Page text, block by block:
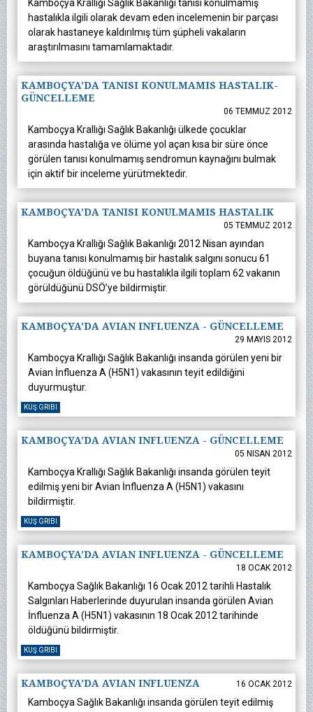
Kamboçya Krallığı Sağlık Bakanlığı tanısı konulmamış
hastalıkla ilgili olarak devam eden incelemenin bir parçası
olarak hastaneye kaldırılmış tüm şüpheli vakaların
araştırılmasını tamamlamaktadır.
KAMBOÇYA’DA TANISI KONULMAMIS HASTALIK-
GÜNCELLEME
06 TEMMUZ 2012
Kamboçya Krallığı Sağlık Bakanlığı ülkede çocuklar
arasında hastalığa ve ölüme yol açan kısa bir süre önce
görülen tanısı konulmamış sendromun kaynağını bulmak
için aktif bir inceleme yürütmektedir.
KAMBOÇYA’DA TANISI KONULMAMIS HASTALIK
05 TEMMUZ 2012
Kamboçya Krallığı Sağlık Bakanlığı 2012 Nisan ayından
buyana tanısı konulmamış bir hastalık salgını sonucu 61
çocuğun öldüğünü ve bu hastalıkla ilgili toplam 62 vakanın
görüldüğünü DSÖ’ye bildirmiştir.
KAMBOÇYA’DA AVIAN INFLUENZA - GÜNCELLEME
29 MAYIS 2012
Kamboçya Krallığı Sağlık Bakanlığı insanda görülen yeni bir
Avian İnfluenza A (H5N1) vakasının teyit edildiğini
duyurmuştur.
KUŞ GRIBI
KAMBOÇYA’DA AVIAN INFLUENZA - GÜNCELLEME
05 NISAN 2012
Kamboçya Krallığı Sağlık Bakanlığı insanda görülen teyit
edilmiş yeni bir Avian İnfluenza A (H5N1) vakasını
bildirmiştir.
KUŞ GRIBI
KAMBOÇYA’DA AVIAN INFLUENZA - GÜNCELLEME
18 OCAK 2012
Kamboçya Sağlık Bakanlığı 16 Ocak 2012 tarihli Hastalık
Salgınları Haberlerinde duyurulan insanda görülen Avian
İnfluenza A (H5N1) vakasının 18 Ocak 2012 tarihinde
öldüğünü bildirmiştir.
KUŞ GRIBI
KAMBOÇYA’DA AVIAN INFLUENZA 16 OCAK 2012
Kamboçya Sağlık Bakanlığı insanda görülen teyit edilmiş